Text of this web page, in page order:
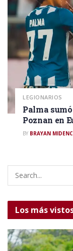
LEGIONARIOS
Palma
Poznan en
BY BRAYAN
Los más